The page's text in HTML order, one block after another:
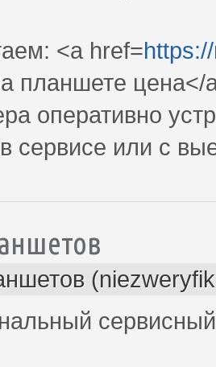
<a href=
планшете цена</
оперативно
сервисе или с